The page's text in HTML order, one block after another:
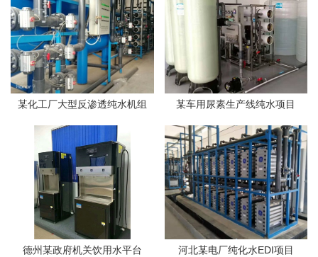
某化工厂大型反渗透纯水机组 某车用尿素生产线纯水项目
德州某政府机关饮用水平台 河北某电厂纯化水EDI项目